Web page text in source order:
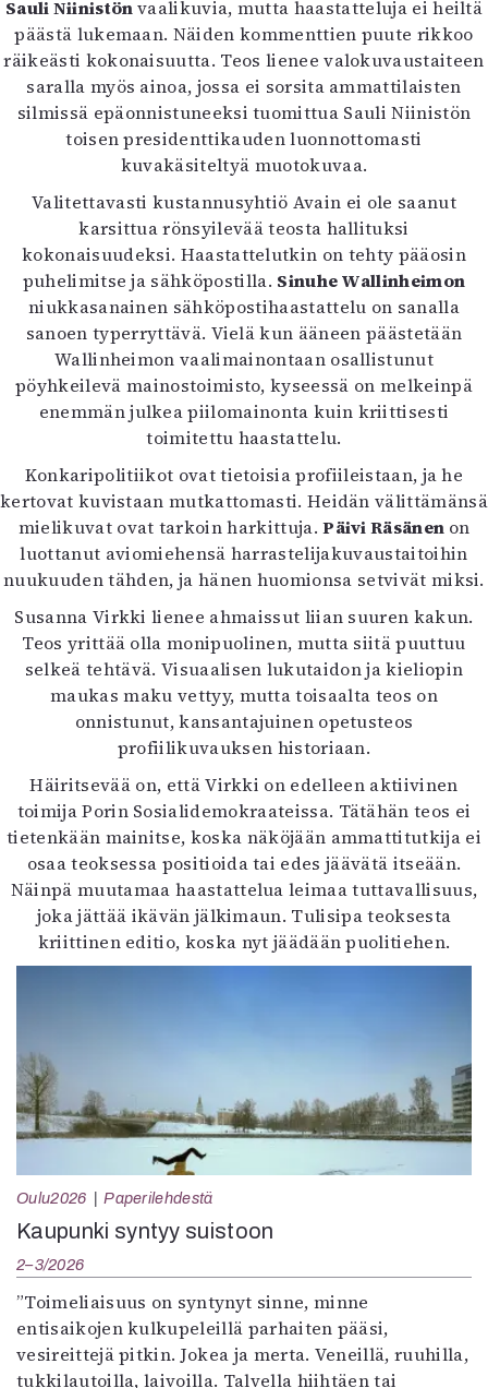
Sauli Niinistönvaalikuvia, mutta haastatteluja ei heiltä
päästä lukemaan. Näiden kommenttien puute rikkoo
räikeästi kokonaisuutta. Teos lienee valokuvaustaiteen
saralla myös ainoa, jossa ei sorsita ammattilaisten
silmissä epäonnistuneeksi tuomittua Sauli Niinistön
toisen presidenttikauden luonnottomasti
kuvakäsiteltyä muotokuvaa.
Valitettavasti kustannusyhtiö Avain ei ole saanut
karsittua rönsyilevää teosta hallituksi
kokonaisuudeksi. Haastattelutkin on tehty pääosin
puhelimitse ja sähköpostilla. Sinuhe Wallinheimon
niukkasanainen sähköpostihaastattelu on sanalla
sanoen typerryttävä. Vielä kun ääneen päästetään
Wallinheimon vaalimainontaan osallistunut
pöyhkeilevä mainostoimisto, kyseessä on melkeinpä
enemmän julkea piilomainonta kuin kriittisesti
toimitettu haastattelu.
Konkaripolitiikot ovat tietoisia profiileistaan, ja he
kertovat kuvistaan mutkattomasti. Heidän välittämänsä
mielikuvat ovat tarkoin harkittuja.Päivi Räsänen on
luottanut aviomiehensä harrastelijakuvaustaitoihin
nuukuuden tähden, ja hänen huomionsa setvivät miksi.
Susanna Virkki lienee ahmaissut liian suuren kakun.
Teos yrittää olla monipuolinen, mutta siitä puuttuu
selkeä tehtävä. Visuaalisen lukutaidon ja kieliopin
maukas maku vettyy, mutta toisaalta teos on
onnistunut, kansantajuinen opetusteos
profiilikuvauksen historiaan.
Häiritsevää on, että Virkki on edelleen aktiivinen
toimija Porin Sosialidemokraateissa. Tätähän teos ei
tietenkään mainitse, koska näköjään ammattitutkija ei
osaa teoksessa positioida tai edes jäävätä itseään.
Näinpä muutamaa haastattelua leimaa tuttavallisuus,
joka jättää ikävän jälkimaun. Tulisipa teoksesta
kriittinen editio, koska nyt jäädään puolitiehen.
Oulu2026 Paperilehdestä
Kaupunki syntyy suistoon
2–3/2026
”Toimeliaisuus on syntynyt sinne, minne
entisaikojen kulkupeleillä parhaiten pääsi,
vesireittejä pitkin. Jokea ja merta. Veneillä, ruuhilla,
tukkilautoilla, laivoilla. Talvella hiihtäen tai